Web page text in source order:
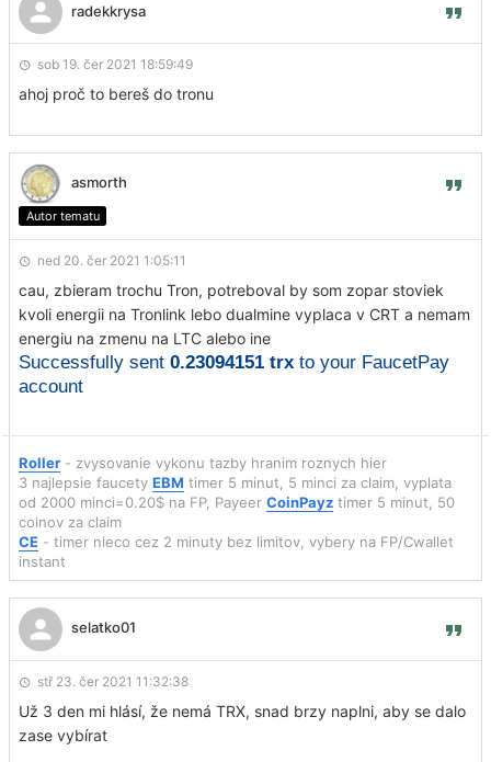
radekkrysa
sob 19. čer 2021 18:59:49
ahoj proč to bereš do tronu
asmorth
Autor tematu
ned 20. čer 2021 1:05:11
cau, zbieram trochu Tron, potreboval by som zopar stoviek
kvoli energii na Tronlink lebo dualmine vyplaca v CRT a nemam
energiu na zmenu na LTC alebo ine
Successfully sent 0.23094151 trx to your FaucetPay
account
Roller - zvysovanie vykonu tazby hranim roznych hier
3 najlepsie faucety EBM timer 5 minut, 5 minci za claim, vyplata
od 2000 minci=0.20$ na FP, Payeer CoinPayz timer 5 minut, 50
coinov za claim
CE - timer nieco cez 2 minuty bez limitov, vybery na FP/Cwallet
instant
selatko01
stř 23. čer 2021 11:32:38
Už 3 den mi hlásí, že nemá TRX, snad brzy naplni, aby se dalo
zase vybírat